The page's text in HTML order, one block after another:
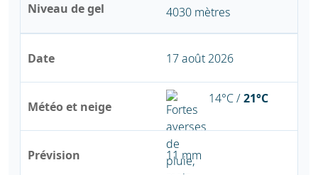
Niveau de gel 4030 mètres
Date
Météo et neige
Prévision
17 août 2026
14°C /21°C
11 mm